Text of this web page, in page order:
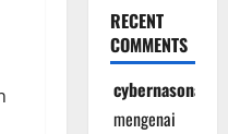
RECENT
COMMENTS
cybernasonal
mengenai